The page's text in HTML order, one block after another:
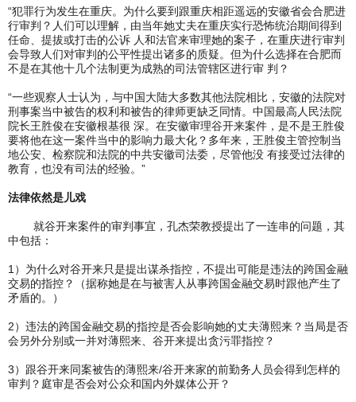
“犯罪行为发生在重庆。为什么要到跟重庆相距遥远的安徽省会合肥进
行审判？人们可以理解，由当年她丈夫在重庆实行恐怖统治期间得到
任命、提拔或打击的公诉 人和法官来审理她的案子，在重庆进行审判
会导致人们对审判的公平性提出诸多的质疑。但为什么选择在合肥而
不是在其他十几个法制更为成熟的司法管辖区进行审 判？
“一些观察人士认为，与中国大陆大多数其他法院相比，安徽的法院对
刑事案当中被告的权利和被告的律师更缺乏同情。中国最高人民法院
院长王胜俊在安徽根基很 深。在安徽审理谷开来案件，是不是王胜俊
要将他在这一案件当中的影响力最大化？多年来，王胜俊主管控制当
地公安、检察院和法院的中共安徽司法委，尽管他没 有接受过法律的
教育，也没有司法的经验。”
法律依然是儿戏
就谷开来案件的审判事宜，孔杰荣教授提出了一连串的问题，其
中包括：
1）为什么对谷开来只是提出谋杀指控，不提出可能是违法的跨国金融
交易的指控？（据称她是在与被害人从事跨国金融交易时跟他产生了
矛盾的。）
2）违法的跨国金融交易的指控是否会影响她的丈夫薄熙来？当局是否
会另外分别或一并对薄熙来、谷开来提出贪污罪指控？
3）跟谷开来同案被告的薄熙来/谷开来家的前勤务人员会得到怎样的
审判？庭审是否会对公众和国内外媒体公开？